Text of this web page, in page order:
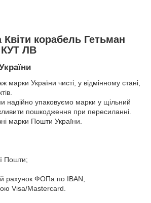
корабель Гетьман
КУТ ЛВ
марки України чисті, у відмінному стані,
надійно упаковуємо марки у щільний
пошкодження при пересиланні.
марки Пошти України.
Пошти;
рахунок ФОПа по IBAN;
Visa/Mastercard.